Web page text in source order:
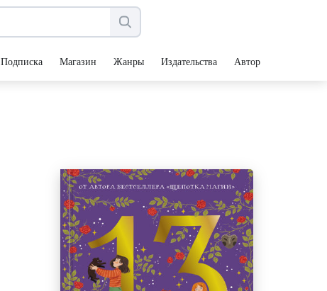
Подписка Магазин Жанры Издательства Авторы